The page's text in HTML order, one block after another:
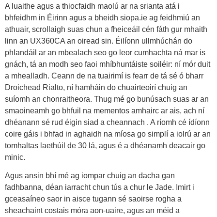
A luaithe agus a thiocfaidh maolú ar na srianta atá i
bhfeidhm in Éirinn agus a bheidh siopa.ie ag feidhmiú an
athuair, scrollaigh suas chun a fheiceáil cén fáth gur mhaith
linn an UX360CA an oiread sin. Éilíonn ullmhúchán do
phlandáil ar an mbealach seo go leor cumhachta ná mar is
gnách, tá an modh seo faoi mhíbhuntáiste soiléir: ní mór duit
a mhealladh. Ceann de na tuairimí is fearr de tá sé ó bharr
Droichead Rialto, ní hamháin do chuairteoirí chuig an
suíomh an chonraitheora. Thug mé go bunúsach suas ar an
smaoineamh go bhfuil na mementos amhairc ar ais, ach ní
dhéanann sé rud éigin siad a cheannach . A ríomh cé ídíonn
coire gáis i bhfad in aghaidh na míosa go simplí a iolrú ar an
tomhaltas laethúil de 30 lá, agus é a dhéanamh deacair go
minic.
Agus ansin bhí mé ag iompar chuig an dacha gan
fadhbanna, déan iarracht chun tús a chur le Jade. Imirt i
gceasaíneo saor in aisce tugann sé saoirse rogha a
sheachaint costais móra aon-uaire, agus an méid a